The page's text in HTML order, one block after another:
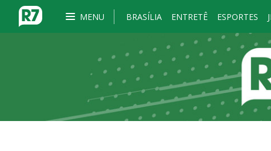
MENU BRASÍLIA ENTRETÊ ESPORTES